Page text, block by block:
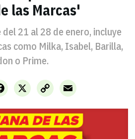
las Marcas'
21 al 28 de enero, incluye
como Milka, Isabel, Barilla,
o Prime.
X
Facebook
Copy
Link
Email